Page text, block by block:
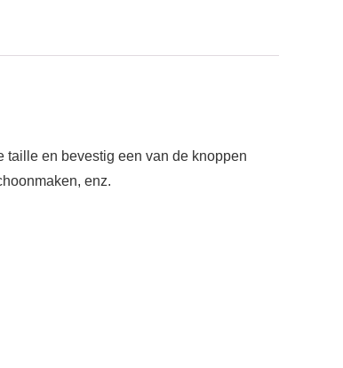
taille en bevestig een van de knoppen
enz.